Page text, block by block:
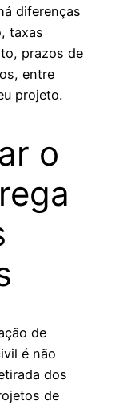
diferenças
taxas
prazos de
entre
projeto.
o
de
é não
dos
de